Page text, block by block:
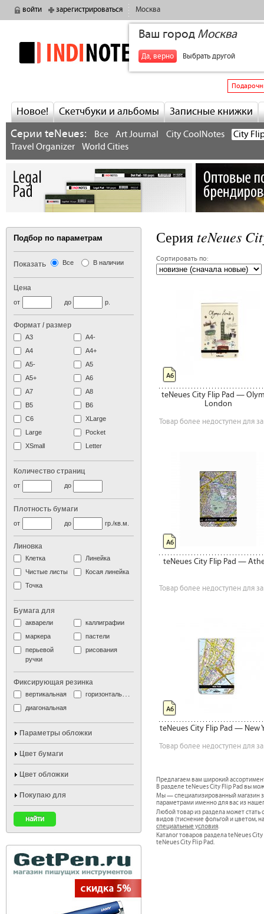
войти зарегистрироваться Москва
Ваш город Москва
Да, верно Выбрать другой
indinotes
Новое! Скетчбуки и альбомы Записные книжки
Серии teNeues: Все Art Journal City CoolNotes
City
Travel Organizer
World Cities
Серия teNeues
Сортировать по:
teNeues City Flip Pad —
London
Товар более недоступен для
А6
teNeues City Flip Pad —
Товар более недоступен для
А6
teNeues City Flip Pad — New
Товар более недоступен для
А6
Предлагаем вам широкий
В разделе teNeues City Flip Pad вы
Мы — специализированный магазин
параметрами именно для вас из
Любой товар из раздела может
видов (тиснение фольгой и цветом,
специальные условия.
Каталог товаров раздела teNeues
teNeues City Flip Pad.
Подбор по параметрам
Показать Все В наличии
Цена
до
от р.
Формат / размер
А3
А4-
А4
A4+
А5-
А5
A5+
А6
А7
A8
B5
B6
C6
XLarge
Large
Pocket
XSmall
Letter
Количество страниц
до
от
Плотность бумаги
до
от гр./кв.м.
Линовка
Клетка
Линейка
Чистые листы
Косая линейка
Точка
Бумага для
акварели
каллиграфии
маркера
пастели
перьевой
ручки
рисования
Фиксирующая резинка
вертикальная
горизонтальная
диагональная
Параметры обложки
Цвет бумаги
Цвет обложки
Покупаю для